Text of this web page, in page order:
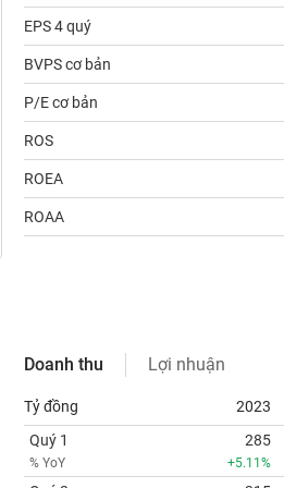
EPS 4 quý
BVPS cơ bản
P/E cơ bản
ROS
ROEA
ROAA
Doanh thu Lợi nhuận
Tỷ đồng
2023
Quý 1
% YoY
285
+5.11%